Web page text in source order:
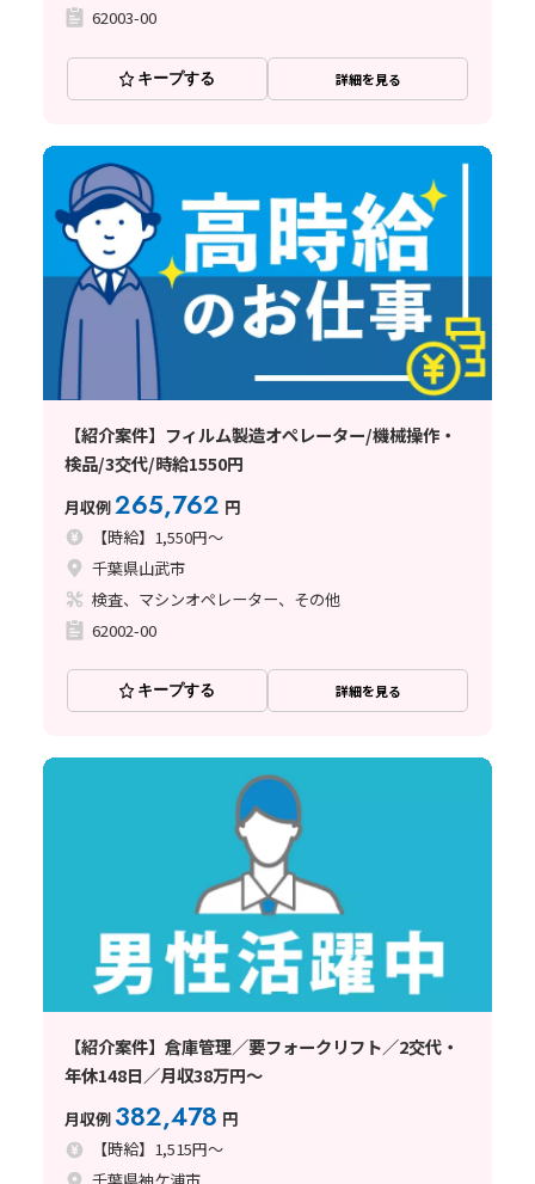
62003-00
キープする 詳細を見る
【紹介案件】フィルム製造オペレーター/機械操作・
検品/3交代/時給1550円
月収例265,762 円
【時給】1,550円～
千葉県山武市
検査、マシンオペレーター、その他
62002-00
キープする 詳細を見る
【紹介案件】倉庫管理／要フォークリフト／2交代・
年休148日／月収38万円～
月収例 382,478 円
【時給】1,515円～